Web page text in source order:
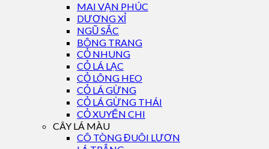
MAI VẠN PHÚC
DƯƠNG XỈ
NGŨ SẮC
BÔNG TRANG
CỎ NHUNG
CỎ LÁ LẠC
CỎ LÔNG HEO
CỎ LÁ GỪNG
CỎ LÁ GỪNG THÁI
CỎ XUYẾN CHI
CÂY LÁ MÀU
CÔ TÒNG ĐUÔI LƯƠN